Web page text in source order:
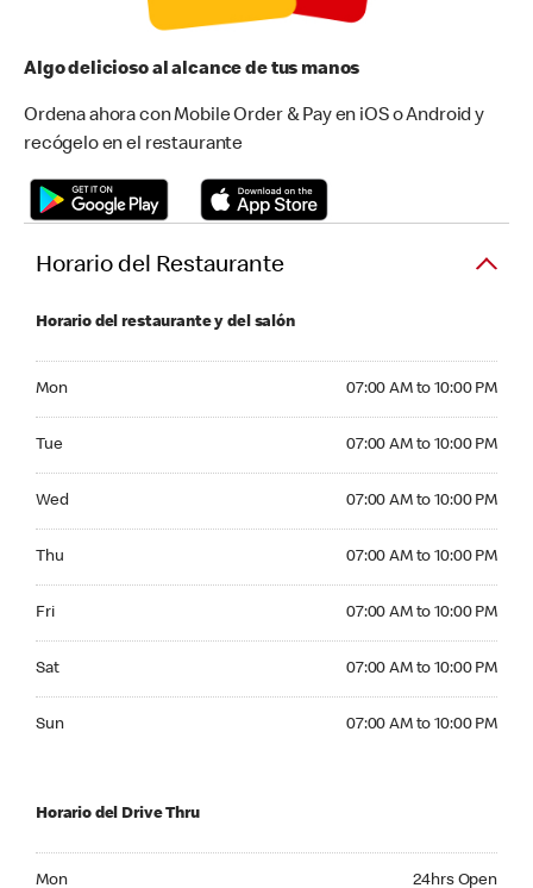
Algo delicioso al alcance de tus manos
Ordena ahora con Mobile Order & Pay en iOS o Android y
recógelo en el restaurante
Horario del Restaurante
Horario del restaurante y del salón
Mon 07:00 AM to 10:00 PM
Tue 07:00 AM to 10:00 PM
Wed 07:00 AM to 10:00 PM
Thu 07:00 AM to 10:00 PM
Fri 07:00 AM to 10:00 PM
Sat 07:00 AM to 10:00 PM
Sun 07:00 AM to 10:00 PM
Horario del Drive Thru
Mon 24hrs Open